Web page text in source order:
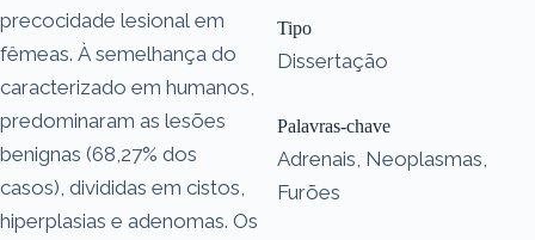
precocidade lesional em
fêmeas. À semelhança do
caracterizado em humanos,
predominaram as lesões
benignas (68,27% dos
casos), divididas em cistos,
hiperplasias e adenomas. Os
Tipo
Dissertação
Palavras-chave
Adrenais, Neoplasmas,
Furões